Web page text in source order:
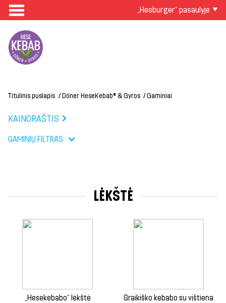
„Hesburger“ pasaulyje
Titulinis puslapis Döner HeseKebab® & Gyros Gaminiai
KAINORAŠTIS
GAMINIŲ FILTRAS
LĖKŠTĖ
„Hesekebabo“ lėkštė
Graikiško kebabo su vištiena